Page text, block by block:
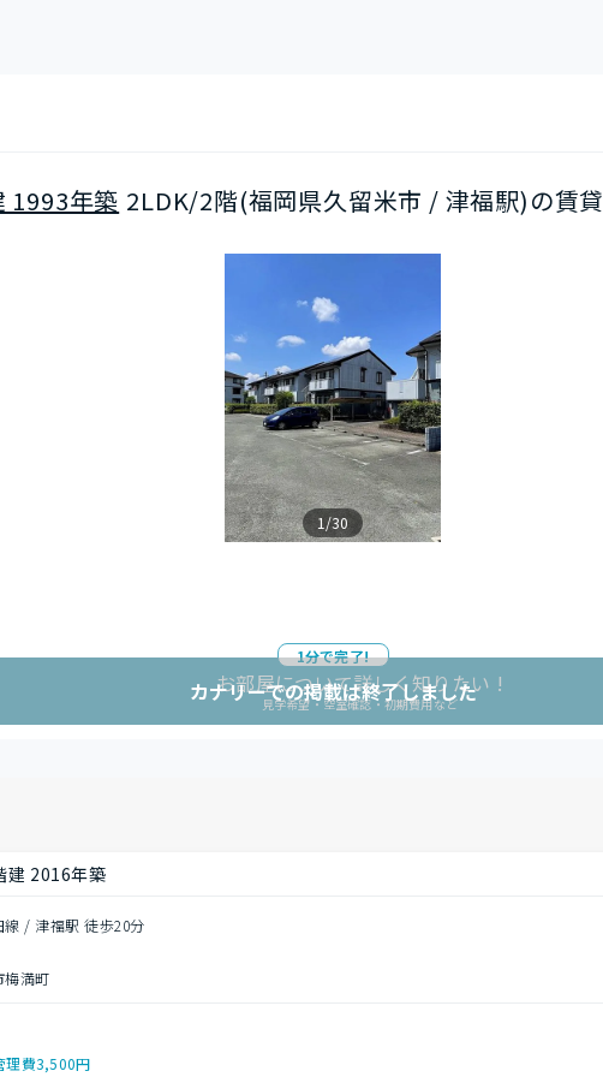
1993年築 2LDK/2階(福岡県久留米市 / 津福駅)の賃貸
1/30
1分で完了!
お部屋について詳しく知りたい !
見学希望・空室確認・初期費用など
カナリーでの掲載は終了しました
建 2016年築
/ 津福駅 徒歩20分
梅満町
理費3,500円